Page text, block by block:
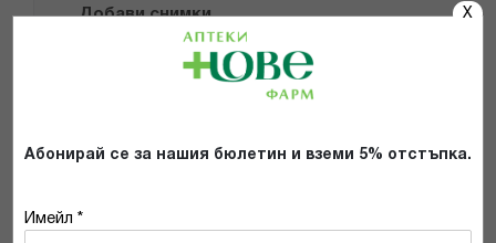
X
Абонирай се за нашия бюлетин и вземи 5% отстъпка.
Имейл *
Добави снимки
Препоръчвам продукта